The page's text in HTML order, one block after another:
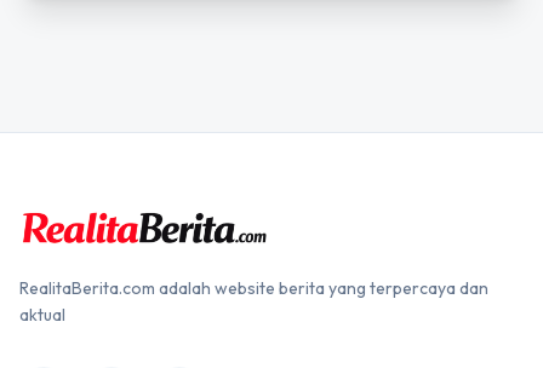
RealitaBerita.com adalah website berita yang terpercaya dan
aktual